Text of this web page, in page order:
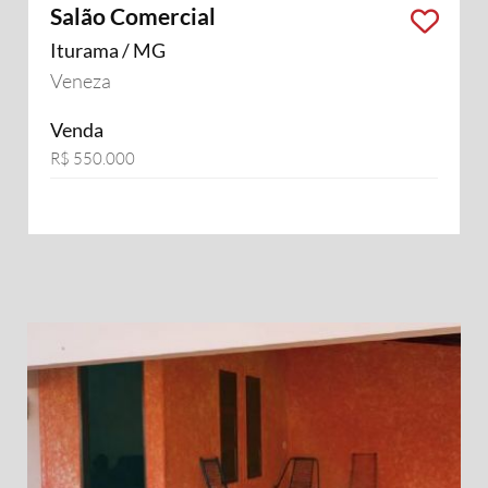
Salão Comercial
Iturama / MG
Veneza
Venda
R$ 550.000